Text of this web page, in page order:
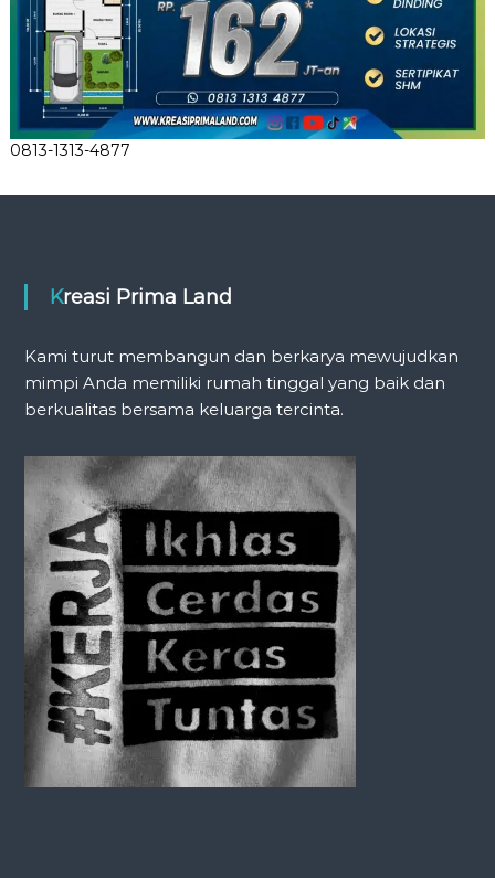
0813-1313-4877
Kreasi Prima Land
Kami turut membangun dan berkarya mewujudkan
mimpi Anda memiliki rumah tinggal yang baik dan
berkualitas bersama keluarga tercinta.